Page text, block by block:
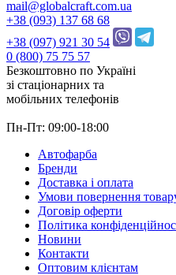
mail@globalcraft.com.ua
+38 (093) 137 68 68
+38 (097) 921 30 54
0 (800) 75 75 57
Безкоштовно по Україні
зі стацiонарних та
мобільних телефонів
Пн-Пт: 09:00-18:00
Автофарба
Бренди
Доставка і оплата
Умови повернення
Договір оферти
Політика
Новини
Контакти
Оптовим клієнтам